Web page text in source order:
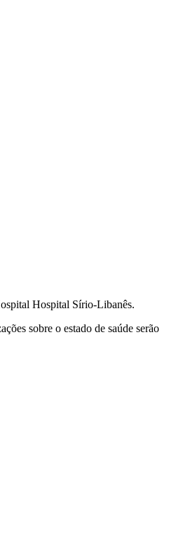
Hospital Sírio-Libanês.
sobre o estado de saúde serão